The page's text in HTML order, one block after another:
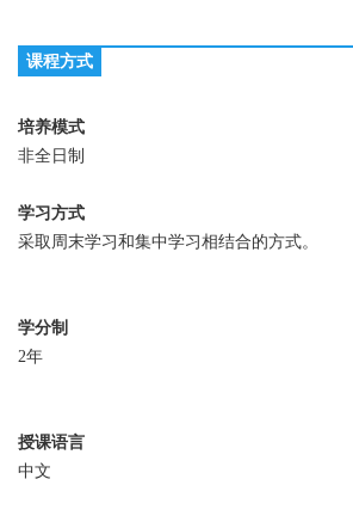
课程方式
培养模式
非全日制
学习方式
采取周末学习和集中学习相结合的方式。
学分制
2年
授课语言
中文